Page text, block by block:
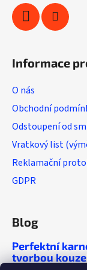
Informace
O nás
Obchodní
Odstoupení od
Vratkový list
Reklamační
GDPR
Blog
Perfektní
tvorbou